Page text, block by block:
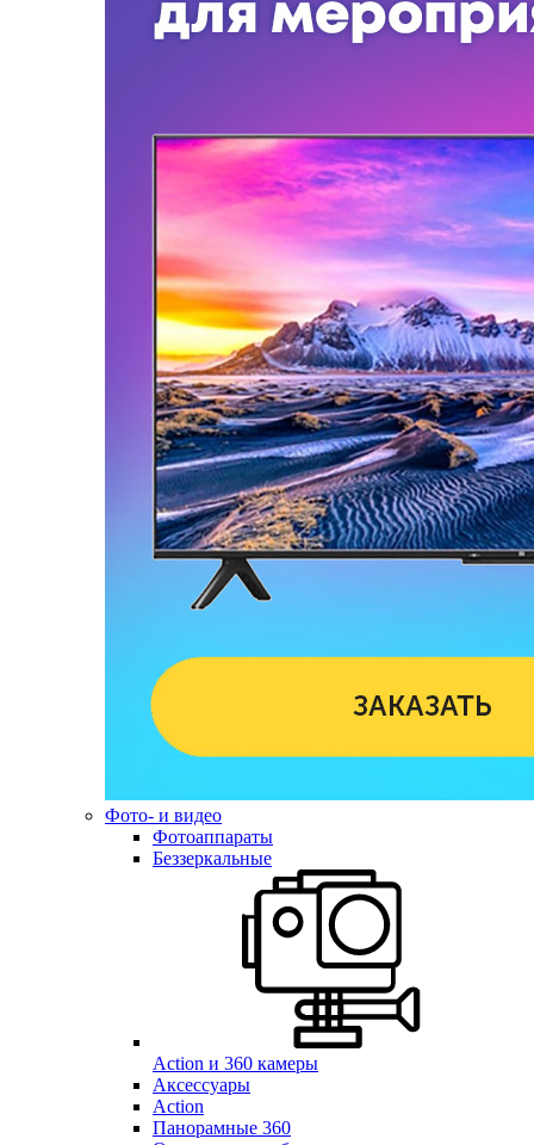
Фото- и видео
Фотоаппараты
Беззеркальные
Action и 360 камеры
Аксессуары
Action
Панорамные 360